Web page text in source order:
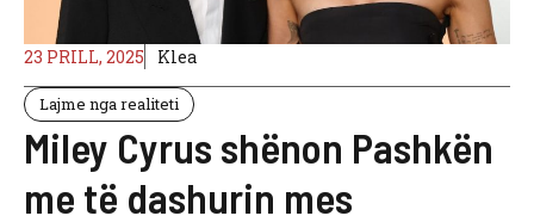
23 PRILL, 2025 Klea
Lajme nga realiteti
Miley Cyrus shënon Pashkën
me të dashurin mes